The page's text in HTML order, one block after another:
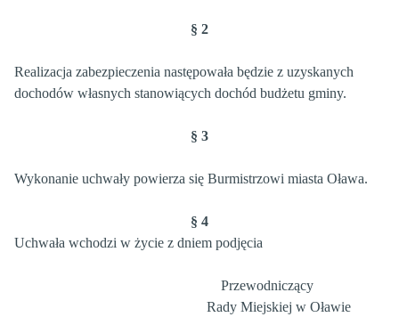
§ 2
Realizacja zabezpieczenia następowała będzie z uzyskanych
dochodów własnych stanowiących dochód budżetu gminy.
§ 3
Wykonanie uchwały powierza się Burmistrzowi miasta Oława.
§ 4
Uchwała wchodzi w życie z dniem podjęcia
Przewodniczący
Rady Miejskiej w Oławie